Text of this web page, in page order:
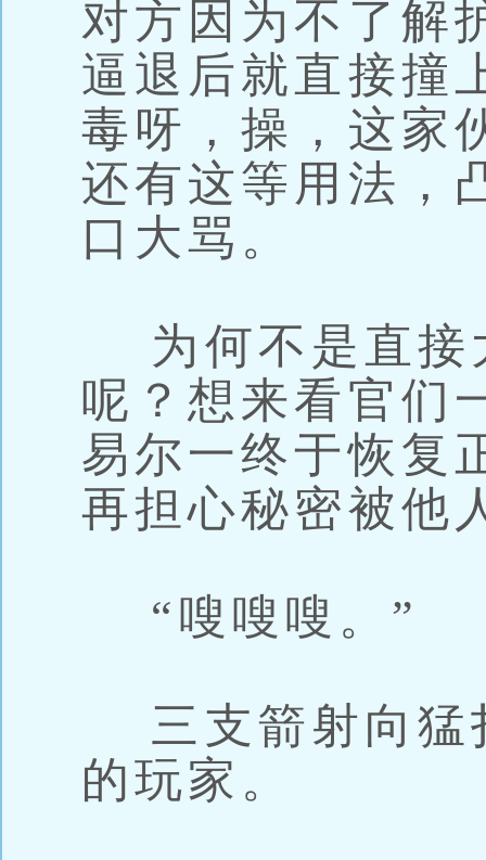
对方因为不了解
逼退后就直接撞
毒呀，操，这家
还有这等用法，
口大骂。
为何不是直接
呢？想来看官们
易尔一终于恢复
再担心秘密被他
“嗖嗖嗖。”
三支箭射向猛
的玩家。